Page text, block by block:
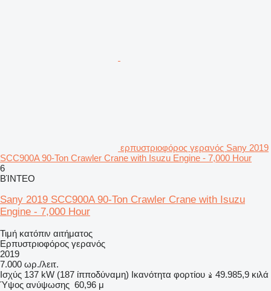
ερπυστριοφόρος γερανός Sany 2019
SCC900A 90-Ton Crawler Crane with Isuzu Engine - 7,000 Hour
6
ΒΊΝΤΕΟ
Sany 2019 SCC900A 90-Ton Crawler Crane with Isuzu
Engine - 7,000 Hour
Τιμή κατόπιν αιτήματος
Ερπυστριοφόρος γερανός
2019
7.000 ωρ./λειτ.
Ισχύς 137 kW (187 ίπποδύναμη) Ικανότητα φορτίου
49.985,9 κιλά
Ύψος ανύψωσης 60,96 μ